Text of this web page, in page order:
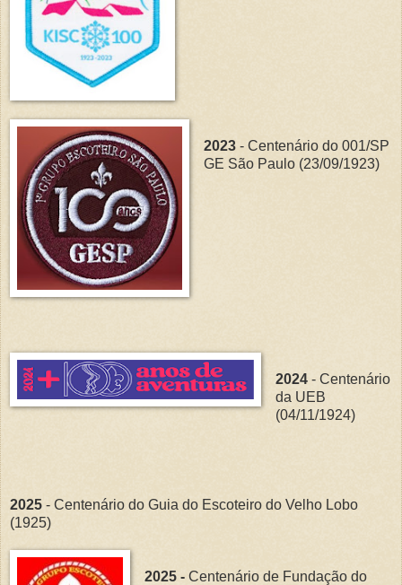
2023- Centenário do 001/SP
GE São Paulo (23/09/1923)
2024- Centenário
da UEB
(04/11/1924)
2025 - Centenário do Guia do Escoteiro do Velho Lobo
(1925)
2025 -Centenário de Fundação do